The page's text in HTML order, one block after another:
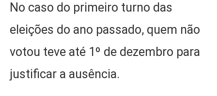
No caso do primeiro turno das
eleições do ano passado, quem não
votou teve até 1º de dezembro para
justificar a ausência.